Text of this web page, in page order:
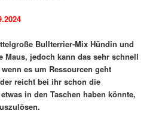
Bullterrier-Mix Hündin und
Maus, jedoch kann das sehr schnell
es um Ressourcen geht
reicht bei ihr schon die
in den Taschen haben könnte,